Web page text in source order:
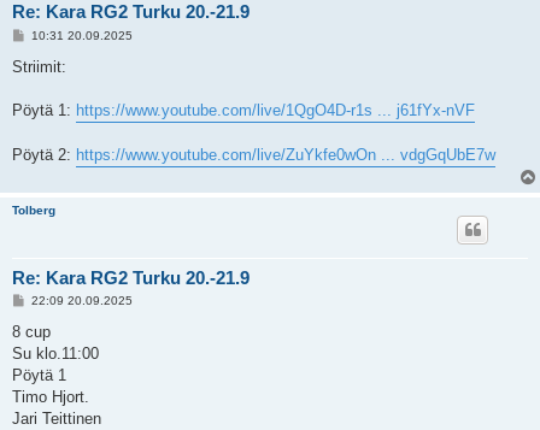
Re: Kara RG2 Turku 20.-21.9
V
e
i
10:31 20.09.2025
Striimit:
Pöytä 1: https://www.youtube.com/live/1QgO4D-r1s ... j61fYx-nVF
Pöytä 2: https://www.youtube.com/live/ZuYkfe0wOn ... vdgGqUbE7w
Tolberg
Re: Kara RG2 Turku 20.-21.9
V
e
t
i
22:09 20.09.2025
8 cup
Su klo.11:00
Pöytä 1
Timo Hjort.
Jari Teittinen